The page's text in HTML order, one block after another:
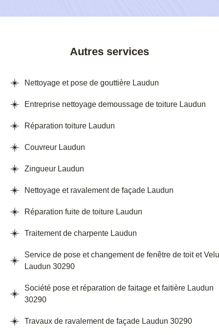
Autres services
Nettoyage et pose de gouttière Laudun
Entreprise nettoyage demoussage de toiture Laudun
Réparation toiture Laudun
Couvreur Laudun
Zingueur Laudun
Nettoyage et ravalement de façade Laudun
Réparation fuite de toiture Laudun
Traitement de charpente Laudun
Service de pose et changement de fenêtre de toit et
Laudun 30290
Société pose et réparation de faitage et faitière Laudun
30290
Travaux de ravalement de façade Laudun 30290